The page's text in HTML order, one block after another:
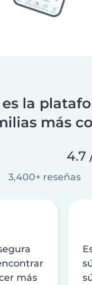
la
más
4.7
3,400+ reseñas
más